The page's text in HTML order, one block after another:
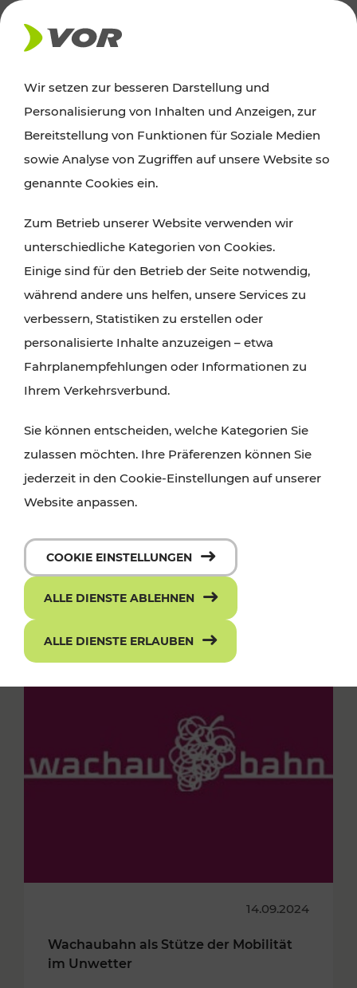
AKTUELLES
News
Alle wichtigen Meldungen zu Fahrplanänderungen,
finden Sie hier im Überblick.
14.09.2024
Wachaubahn als Stütze der Mobilität
im Unwetter
Wir setzen zur besseren Darstellung und
Personalisierung von Inhalten und Anzeigen, zur
Bereitstellung von Funktionen für Soziale Medien
sowie Analyse von Zugriffen auf unsere Website so
genannte Cookies ein.
Zum Betrieb unserer Website verwenden wir
unterschiedliche Kategorien von Cookies.
Einige sind für den Betrieb der Seite notwendig,
während andere uns helfen, unsere Services zu
verbessern, Statistiken zu erstellen oder
personalisierte Inhalte anzuzeigen – etwa
Fahrplanempfehlungen oder Informationen zu
Ihrem Verkehrsverbund.
Sie können entscheiden, welche Kategorien Sie
zulassen möchten. Ihre Präferenzen können Sie
jederzeit in den Cookie-Einstellungen auf unserer
Website anpassen.
COOKIE EINSTELLUNGEN
ALLE DIENSTE ABLEHNEN
ALLE DIENSTE ERLAUBEN